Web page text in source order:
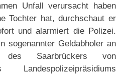
Unfall verursacht haben
Tochter hat, durchschaut er
und alarmiert die Polizei.
sogenannter Geldabholer an
des Saarbrückers von